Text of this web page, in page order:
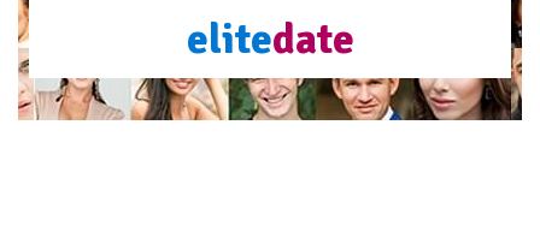
elitedate